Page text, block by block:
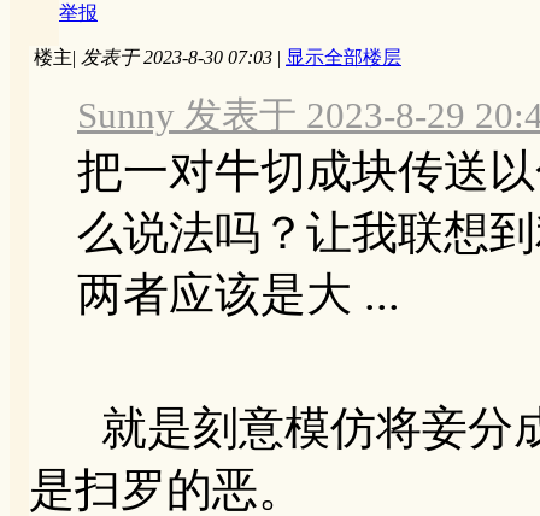
举报
楼主| 发表于 2023-8-30 07:03 | 显示全部楼层
Sunny 发表于 2023-8-29
把一对牛切成块传送
么说法吗？让我联想
两者应该是大 ...
就是刻意模仿将妾分
是扫罗的恶。